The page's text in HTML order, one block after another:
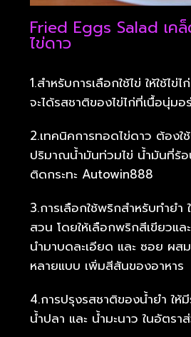
Fried Eggs Salad เค
ไข่ดาว
1.สำหรับการเลือกใช้ไข่ ให้ใช้ไข่
จะได้รสชาติของไข่ไก่ที่เนื้อนุ่มอ
2.เทคนิคการทอดไข่ดาว ต้องใ
ปริมาณน้ำมันท่วมไข่ น้ำมันที่ร้อ
ติดกระทะ Autowin888
3.การเลือกใช้พริกสำหรับทำยำ
สวน โดยให้เลือกพริกสีเขียวแ
นำมาบดละเอียด และ ซอย ผส
หลายแบบ เพิ่มสีสันของอาหาร
4.การปรุงรสชาติของน้ำยำ ให้
น้ำปลา และ น้ำมะนาว ในอัตรา